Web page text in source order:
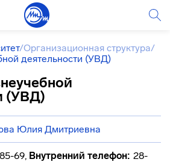
/Организационная структура/
деятельности (УВД)
(УВД)
Юлия Дмитриевна
69, Внутренний телефон: 28-